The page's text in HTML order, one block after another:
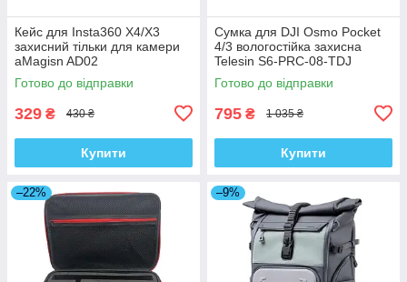
Кейс для Insta360 X4/X3
захисний тільки для камери
aMagisn AD02
Готово до відправки
329 ₴ 430 ₴
Купити
Сумка для DJI Osmo Pocket
4/3 вологостійка захисна
Telesin S6-PRC-08-TDJ
Готово до відправки
795 ₴ 1 035 ₴
Купити
–22% –9%